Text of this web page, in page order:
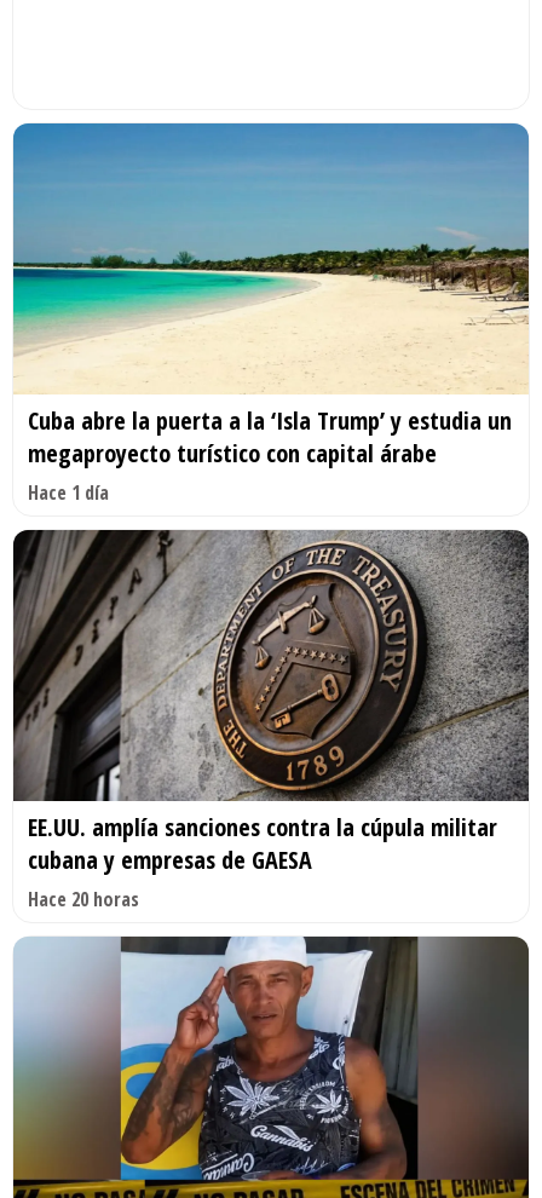
Cuba abre la puerta a la ‘Isla Trump’ y estudia un
megaproyecto turístico con capital árabe
Hace 1 día
EE.UU. amplía sanciones contra la cúpula militar
cubana y empresas de GAESA
Hace 20 horas